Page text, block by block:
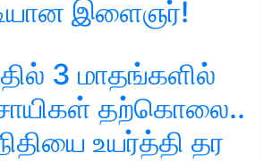
இளைஞர்!
3 மாதங்களில்
தற்கொலை..
உயர்த்தி தர